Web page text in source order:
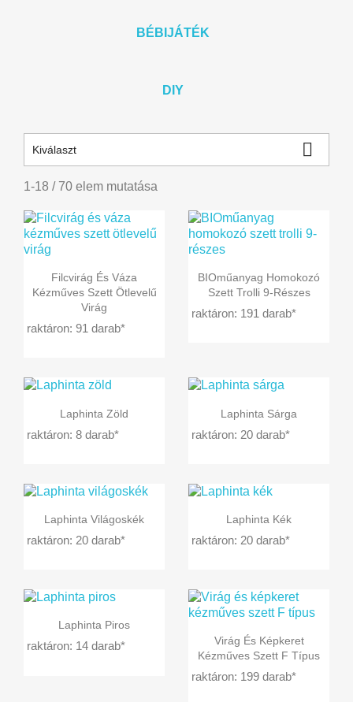
BÉBIJÁTÉK
DIY
Kiválaszt 
1-18 / 70 elem mutatása
 Előnézet
Filcvirág És Váza
Kézműves Szett Ötlevelű
Virág
raktáron: 91 darab*
 Előnézet
BIOműanyag Homokozó
Szett Trolli 9-Részes
raktáron: 191 darab*
 Előnézet
Laphinta Zöld
raktáron: 8 darab*
 Előnézet
Laphinta Sárga
raktáron: 20 darab*
 Előnézet
Laphinta Világoskék
raktáron: 20 darab*
 Előnézet
Laphinta Kék
raktáron: 20 darab*
 Előnézet
Laphinta Piros
raktáron: 14 darab*  Előnézet
Virág És Képkeret
Kézműves Szett F Típus
raktáron: 199 darab*